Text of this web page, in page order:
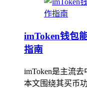
imToken钱包
指南
imToken是主流
本文围绕其买币